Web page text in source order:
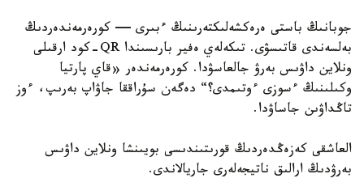
جوبانىڭ باستى ەرەكشەلىكتەرىنىڭ ءبىرى — كورەرمەندەردىڭ
بەلسەندى قاتىسۋى. تىكەلەي ەفير بارىسىندا QR-كود ارقىلى
ونلاين داۋىس بەرۋ جالعاسۋدا. كورەرمەندەر «قاي پارتيا
وكىلىنىڭ ءسوزى ءوتىمدى؟“ دەگەن سۇراققا جاۋاپ بەرىپ، ءوز
تاڭداۋىن جاساۋدا.
العاشقى كەزەڭدەردىڭ قورىتىندىسى بويىنشا ونلاين داۋىس
بەرۋدىڭ ارالىق ناتيجەلەرى جاريالاندى.